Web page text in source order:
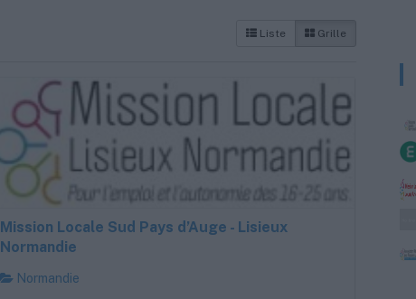
Liste Grille
Mission Locale Sud Pays d’Auge - Lisieux
Normandie
Normandie